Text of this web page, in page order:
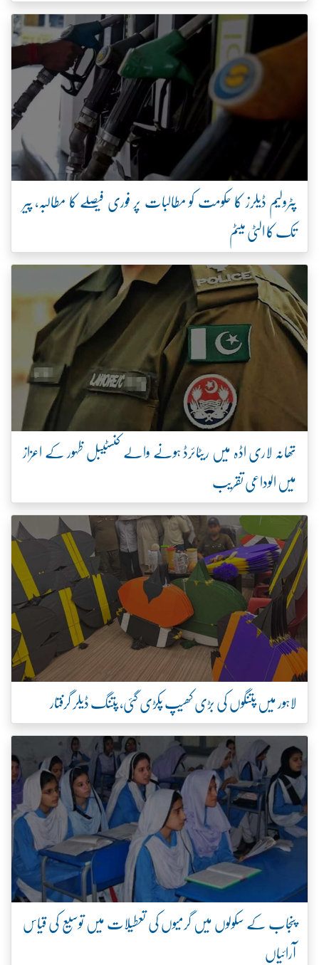
پٹرولیم ڈیلرز کا حکومت کو مطالبات پر فوری فیصلے کا مطالبہ، پیر
تک کا الٹی میٹم
تھانہ لاری اڈہ میں ریٹائرڈ ہونے والے کنسٹیبل ظہور کے اعزاز
میں الوداعی تقریب
لاہور میں پتنگوں کی بڑی کھیپ پکڑی گئی، پتنگ ڈیلر گرفتار
پنجاب کے سکولوں میں گرمیوں کی تعطیلات میں توسیع کی قیاس
آرائیاں